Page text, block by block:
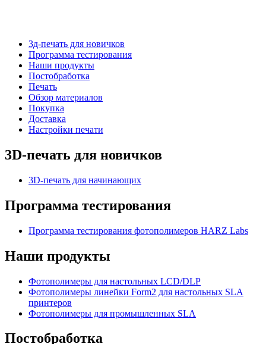
3д-печать для новичков
Программа тестирования
Наши продукты
Постобработка
Печать
Обзор материалов
Покупка
Доставка
Настройки печати
3D-печать для новичков
3D-печать для начинающих
Программа тестирования
Программа тестирования фотополимеров HARZ Labs
Наши продукты
Фотополимеры для настольных LCD/DLP
Фотополимеры линейки Form2 для настольных SLA
принтеров
Фотополимеры для промышленных SLA
Постобработка